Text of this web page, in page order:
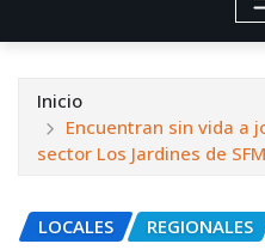
Inicio
Encuentran sin vida a
sector Los Jardines de SFM
LOCALES REGIONALES